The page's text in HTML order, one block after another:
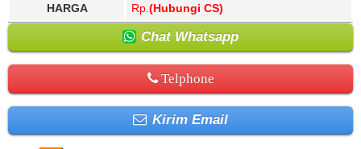
HARGA Rp. (Hubungi CS)
Chat Whatsapp
Telphone
Kirim Email